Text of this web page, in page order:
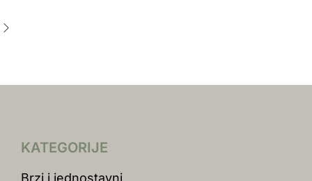
KATEGORIJE
Brzi i jednostavni